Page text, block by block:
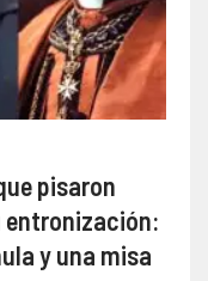
pisaron
entronización:
y una misa